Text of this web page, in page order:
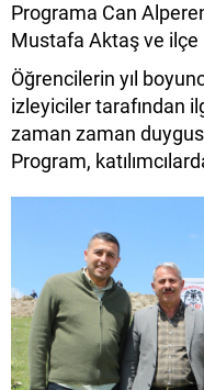
Programa Can
Mustafa Aktaş ve ilçe
Öğrencilerin yıl
izleyiciler tarafından
zaman zaman
Program,